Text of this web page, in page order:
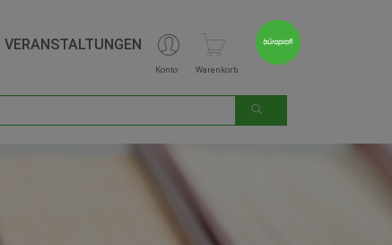
Konto Warenkorb
VERANSTALTUNGEN